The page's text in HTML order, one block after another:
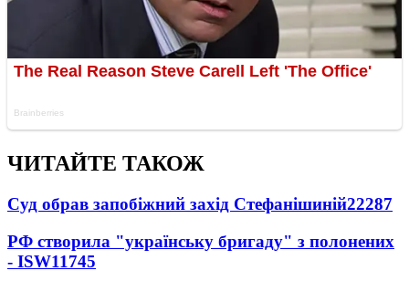
ЧИТАЙТЕ ТАКОЖ
Суд обрав запобіжний захід Стефанішиній22287
РФ створила "українську бригаду" з полонених
- ISW11745